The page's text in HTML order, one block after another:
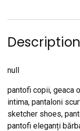
Description
null
pantofi copii, geaca
intima, pantaloni
sketcher shoes,
pantofi eleganți